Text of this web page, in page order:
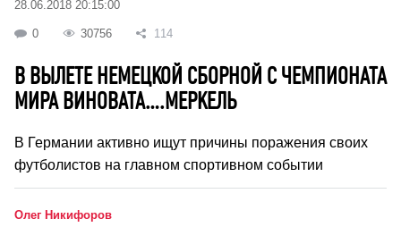
28.06.2018 20:15:00
0 30756 114
В ВЫЛЕТЕ НЕМЕЦКОЙ СБОРНОЙ С ЧЕМПИОНАТА
МИРА ВИНОВАТА….МЕРКЕЛЬ
В Германии активно ищут причины поражения своих
футболистов на главном спортивном событии
Олег Никифоров